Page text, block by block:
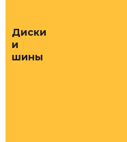
Диски
и
шины